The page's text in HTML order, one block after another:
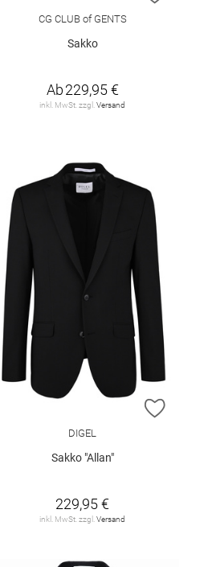
CG CLUB of GENTS
Sakko
Ab229,95 €
inkl. MwSt. zzgl.Versand
ZUR
DIGEL
Sakko "Allan"
229,95 €
inkl. MwSt. zzgl.Versand